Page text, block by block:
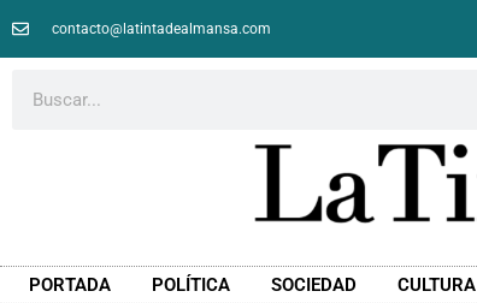
contacto@latintadealmansa.com
PORTADA POLÍTICA SOCIEDAD CULTURA